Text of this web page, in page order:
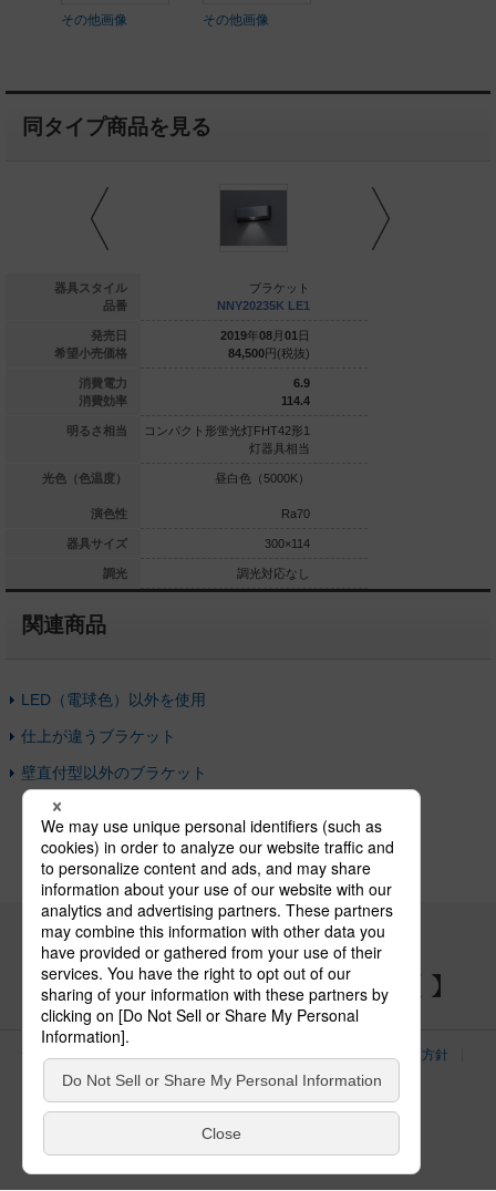
その他画像 その他画像
同タイプ商品を見る
器具スタイル
品番
発売日
希望小売価格
消費電力
消費効率
明るさ相当
光色（色温度）
演色性
器具サイズ
調光
ブラケット
円(税抜)
W
lm/W
180×180
ブラケット
NNY20235K LE1
2019年08 月 01 日
84,500円(税抜)
6.9
114.4
コンパクト形蛍光灯FHT42形1
灯器具相当
昼白色（5000K）
Ra70
300×114
調光対応なし
関連商品
LED（電球色）以外を使用
仕上が違うブラケット
壁直付型以外のブラケット
パナソニックの電気設備 SNSアカウント
サイトのご利用にあたって
個人情報保護方針
パナソニック ホールディングス
Area/Country
電気・建築設備（ビジネス）